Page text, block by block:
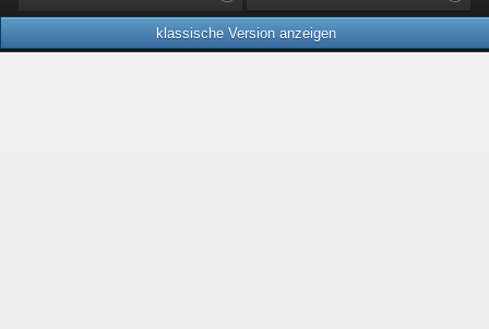
klassische Version anzeigen